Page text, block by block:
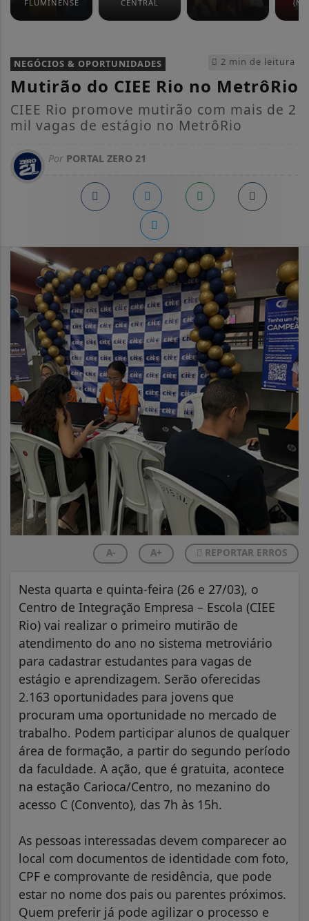
FLUMINENSE
CENTRAL
2 min de leitura
NEGÓCIOS & OPORTUNIDADES
Mutirão do CIEE Rio no MetrôRio
CIEE Rio promove mutirão com mais de 2
mil vagas de estágio no MetrôRio
Por PORTAL ZERO 21
A- A+ REPORTAR ERROS
Nesta quarta e quinta-feira (26 e 27/03), o
Centro de Integração Empresa – Escola (CIEE
Rio) vai realizar o primeiro mutirão de
atendimento do ano no sistema metroviário
para cadastrar estudantes para vagas de
estágio e aprendizagem. Serão oferecidas
2.163 oportunidades para jovens que
procuram uma oportunidade no mercado de
trabalho. Podem participar alunos de qualquer
área de formação, a partir do segundo período
da faculdade. A ação, que é gratuita, acontece
na estação Carioca/Centro, no mezanino do
acesso C (Convento), das 7h às 15h.
As pessoas interessadas devem comparecer ao
local com documentos de identidade com foto,
CPF e comprovante de residência, que pode
estar no nome dos pais ou parentes próximos.
Quem preferir já pode agilizar o processo e